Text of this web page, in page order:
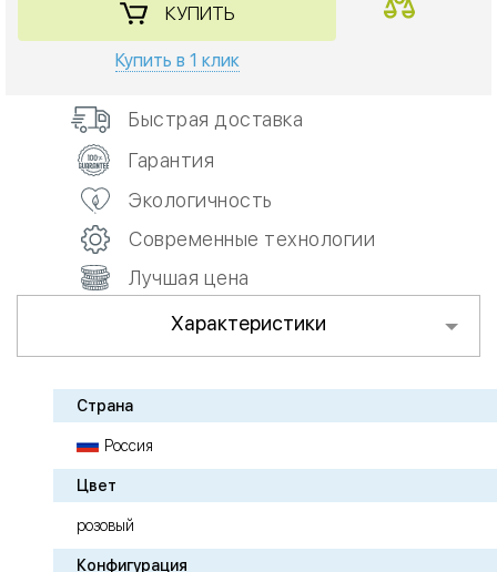
КУПИТЬ
Купить в 1 клик
Быстрая доставка
Гарантия
Экологичность
Современные технологии
Лучшая цена
Характеристики
Страна
Россия
Цвет
розовый
Конфигурация